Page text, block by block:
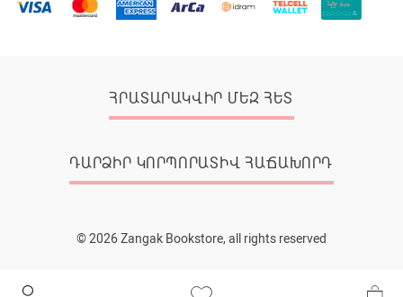
ՀՐԱՏԱՐԱԿՎԻՐ ՄԵԶ ՀԵՏ
ԴԱՐՁԻՐ ԿՈՐՊՈՐԱՏԻՎ ՀԱՃԱԽՈՐԴ
© 2026 Zangak Bookstore, all rights reserved